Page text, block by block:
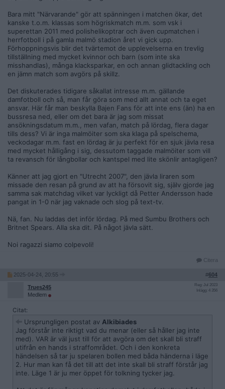
Bara mitt "Närvarande" gör att spänningen i matchen ökar, det
kanske t.o.m. klassas som högriskmatch m.m. som vsk i
superettan 2011 med polishelikoptrar och även cupmatchen i
herrfotboll i på gamla malmö stadion året vi gick upp.
Förhoppningsvis blir det tvärtemot de upplevelserna en trevlig
tillställning med mycket kvinnor och barn (som inte ska
misshandlas), många klacksparkar, en och annan glidtackling och
en jämn match som avgörs på skillz.
Det diskuterades tidigare såkallat intresse m.m. gällande
damfotboll och så, man får göra som med allt annat och ta eget
ansvar. Här får man beskylla Bajen Fans för att inte ens (än) ha en
bussresa ned, eller om det bara är jag som missat
ansökningsdatum m.m., men vafan, match på lördag, flera dagar
tills dess? Vi är inga malmöiter som ska klaga på spelschema,
veckodagar m.m. fast en lördag är ju perfekt för en sjuk jävla resa
med mycket hålligång i sig, dessutom taggade malmöiter som vill
ta revansch för långbollar och kantspel med lite skönlir antagligen?
Känner att jag gjort en "Utrecht 2007", den jävla liraren som
missade den resan på grund av att ha försovit sig, själv gjorde jag
samma sak matchdag vilket var lyckligt då Petter Andersson hade
pangat in 1-0 när jag vaknade och slog på text-tv.
Nä, fan. Nu laddas det inför lördag. På med Sumbu Brothers och
Britnet Spears. Alla ska dit. På något jävla sätt.
Noi ragazzi siamo colpevoli!
Citera
2025-04-24, 20:55 #604
Trues245
Medlem
Reg: Jul 2023
Inlägg: 4 356
Citat:
Ursprungligen postat av Alkibiades
Jag förstår inte riktigt vad du menar (eller så håller jag inte
med). VAR är väl just till för att avgöra om det skall bli straff
utifrån en hands i straffområdet. Och i den konkreta
händelsen så tar ju spelaren bollen med båda händerna i läge
2. Hur man kan få det till att det inte skall bli straff förstår jag
inte. Läge 1 är ju mer öppet för tolkning tycker jag.